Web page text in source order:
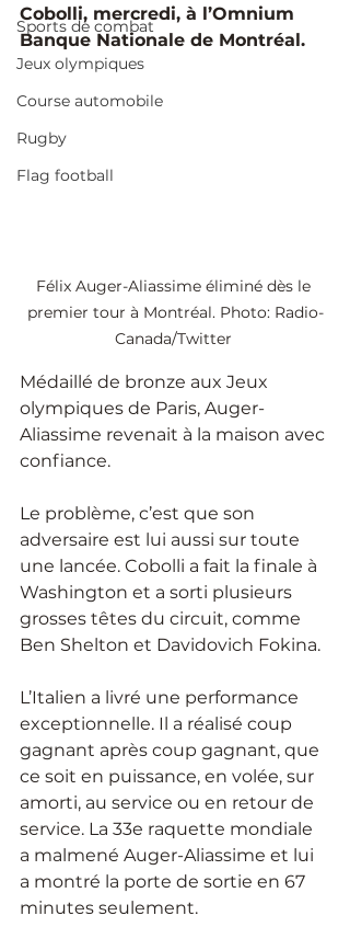
Sports de combat
Jeux olympiques
Course automobile
Rugby
Flag football
Cobolli, mercredi, à l’Omnium
Banque Nationale de Montréal.
Félix Auger-Aliassime éliminé dès le
premier tour à Montréal. Photo: Radio-
Canada/Twitter
Médaillé de bronze aux Jeux
olympiques de Paris, Auger-
Aliassime revenait à la maison avec
confiance.
Le problème, c’est que son
adversaire est lui aussi sur toute
une lancée. Cobolli a fait la finale à
Washington et a sorti plusieurs
grosses têtes du circuit, comme
Ben Shelton et Davidovich Fokina.
L’Italien a livré une performance
exceptionnelle. Il a réalisé coup
gagnant après coup gagnant, que
ce soit en puissance, en volée, sur
amorti, au service ou en retour de
service. La 33e raquette mondiale
a malmené Auger-Aliassime et lui
a montré la porte de sortie en 67
minutes seulement.